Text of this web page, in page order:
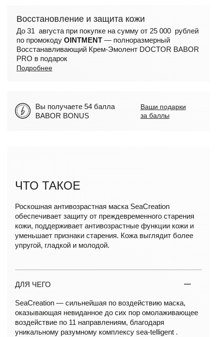
Восстановление и защита кожи
До 31 августа при покупке на сумму от 25 000 рублей
по промокоду OINTMENT — полноразмерный
Восстанавливающий Крем-Эмолент DOCTOR BABOR
PRO в подарок
Подробнее
Вы получаете 54 балла
BABOR BONUS
Ваши подарки
за баллы
ЧТО ТАКОЕ
Роскошная антивозрастная маска SeaCreation
обеспечивает защиту от преждевременного старения
кожи, поддерживает антивозрастные функции кожи и
уменьшает признаки старения. Кожа выглядит более
упругой, гладкой и молодой.
ДЛЯ ЧЕГО
SeaCreation — сильнейшая по воздействию маска,
оказывающая невиданное до сих пор омолаживающее
воздействие по 11 направлениям, благодаря
уникальному разумному комплексу sea-telligent .